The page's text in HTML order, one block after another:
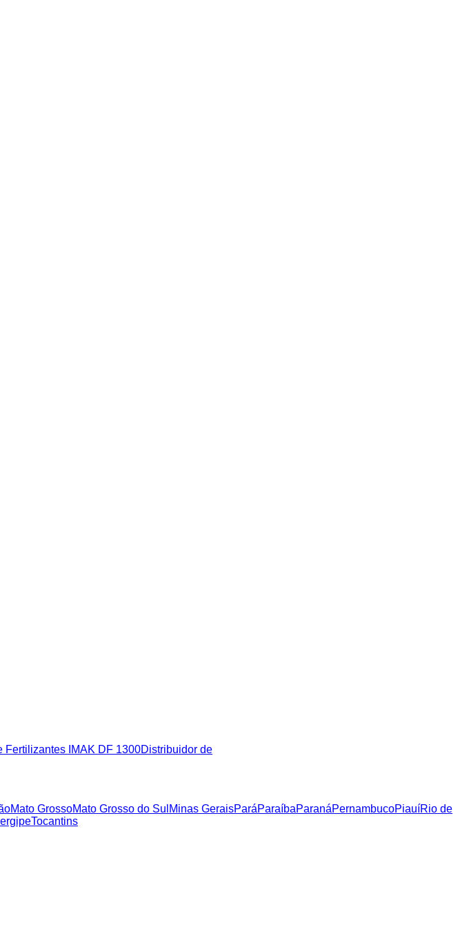
Fertilizantes IMAK DF 1300Distribuidor de
Mato GrossoMato Grosso do Sul Minas GeraisParáParaíbaParanáPernambucoPiauíRio de
Tocantins